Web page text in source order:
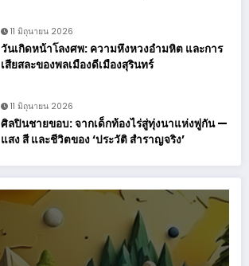
11 มิถุนายน 2026
วันเกิดหน้าโลงศพ: ความหึงหวงอำมหิต และการ
เสียสละของพลเมืองดีเมืองสุรินทร์
11 มิถุนายน 2026
ศิลปินชายขอบ: จากเด็กท้องไร่สู่ทุ่งนาแห่งพู่กัน —
แสง สี และชีวิตของ ‘ประวัติ สำราญจริง’